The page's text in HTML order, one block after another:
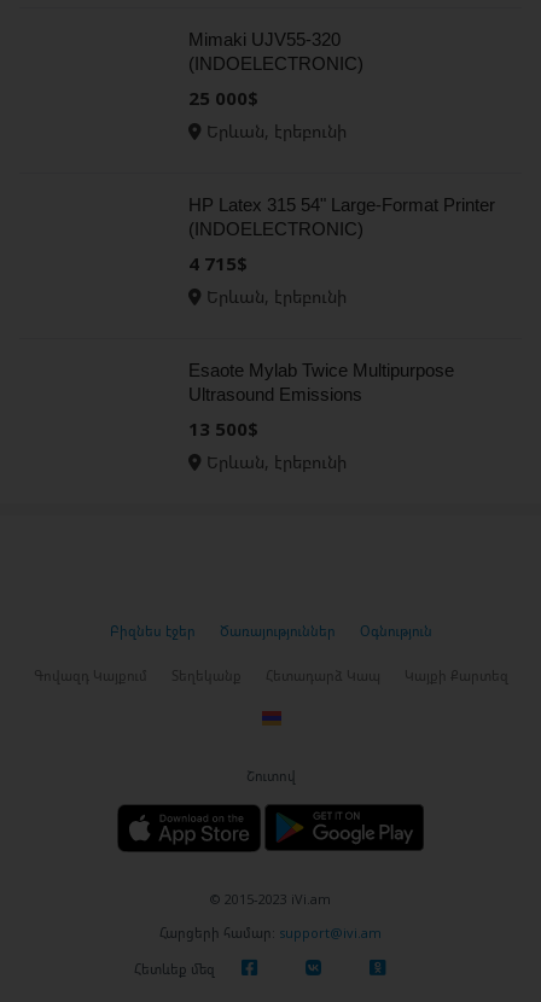
Mimaki UJV55-320
(INDOELECTRONIC)
25 000$
Երևան, էրեբունի
HP Latex 315 54" Large-Format Printer
(INDOELECTRONIC)
4 715$
Երևան, էրեբունի
Esaote Mylab Twice Multipurpose
Ultrasound Emissions
(INDOELECTRONIC)
13 500$
Երևան, էրեբունի
Բիզնես էջեր Ծառայություններ Օգնություն
Գովազդ Կայքում Տեղեկանք Հետադարձ Կապ Կայքի Քարտեզ
Շուտով
© 2015-2023 iVi.am
Հարցերի համար: support@ivi.am
Հետևեք մեզ